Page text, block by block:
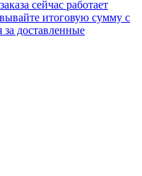
сейчас работает
итоговую сумму с
доставленные